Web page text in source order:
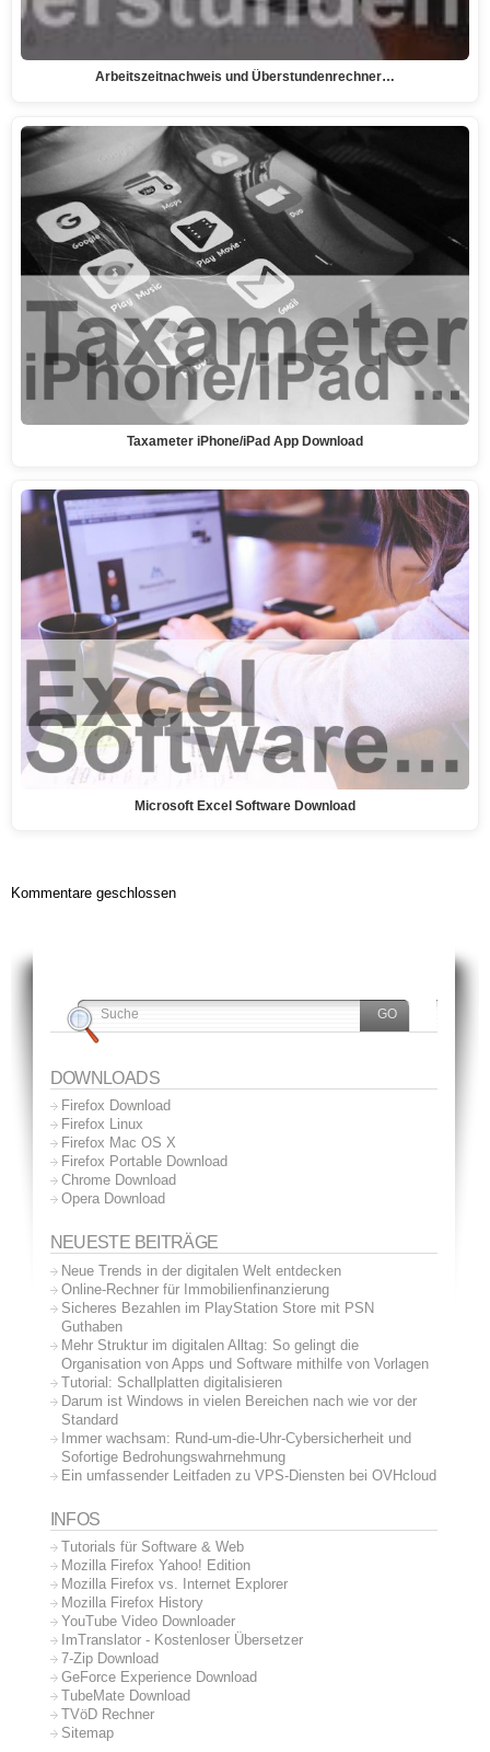
Arbeitszeitnachweis und Überstundenrechner…
Taxameter iPhone/iPad App Download
Microsoft Excel Software Download
Kommentare geschlossen
DOWNLOADS
Firefox Download
Firefox Linux
Firefox Mac OS X
Firefox Portable Download
Chrome Download
Opera Download
NEUESTE BEITRÄGE
Neue Trends in der digitalen Welt entdecken
Online-Rechner für Immobilienfinanzierung
Sicheres Bezahlen im PlayStation Store mit PSN
Guthaben
Mehr Struktur im digitalen Alltag: So gelingt die
Organisation von Apps und Software mithilfe von Vorlagen
Tutorial: Schallplatten digitalisieren
Darum ist Windows in vielen Bereichen nach wie vor der
Standard
Immer wachsam: Rund-um-die-Uhr-Cybersicherheit und
Sofortige Bedrohungswahrnehmung
Ein umfassender Leitfaden zu VPS-Diensten bei OVHcloud
INFOS
Tutorials für Software & Web
Mozilla Firefox Yahoo! Edition
Mozilla Firefox vs. Internet Explorer
Mozilla Firefox History
YouTube Video Downloader
ImTranslator - Kostenloser Übersetzer
7-Zip Download
GeForce Experience Download
TubeMate Download
TVöD Rechner
Sitemap